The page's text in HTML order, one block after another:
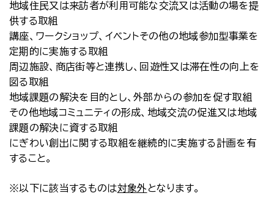
地域住民又は来訪者が利用可能な交流又は活動の場を提
供する取組
講座、ワークショップ、イベントその他の地域参加型事業を
定期的に実施する取組
周辺施設、商店街等と連携し、回遊性又は滞在性の向上を
図る取組
地域課題の解決を目的とし、外部からの参加を促す取組
その他地域コミュニティの形成、地域交流の促進又は地域
課題の解決に資する取組
にぎわい創出に関する取組を継続的に実施する計画を有
すること。
※以下に該当するものは対象外となります。